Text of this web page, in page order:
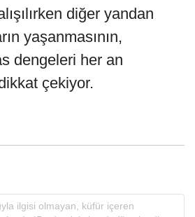
diğer yandan
yaşanmasının,
dengeleri her an
çekiyor.